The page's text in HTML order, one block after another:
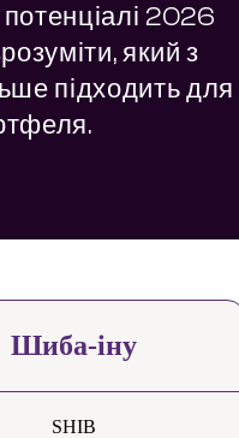
2026
який з
підходить для
Шиба-іну
SHIB